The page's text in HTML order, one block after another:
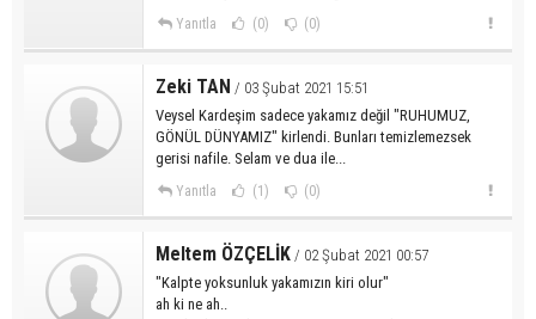
Yanıtla (0) (0)
Zeki TAN / 03 Şubat 2021 15:51
Veysel Kardeşim sadece yakamız değil "RUHUMUZ,
GÖNÜL DÜNYAMIZ" kirlendi. Bunları temizlemezsek
gerisi nafile. Selam ve dua ile...
Yanıtla (1) (0)
Meltem ÖZÇELİK / 02 Şubat 2021 00:57
"Kalpte yoksunluk yakamızın kiri olur"
ah ki ne ah..